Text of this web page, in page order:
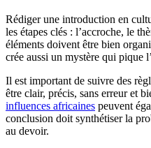
Rédiger une introduction en
les étapes clés : l’accroche, le
éléments doivent être bien
crée aussi un mystère qui pique
Il est important de suivre des
être clair, précis, sans erreur et
influences africaines peuvent
conclusion doit synthétiser la
au devoir.